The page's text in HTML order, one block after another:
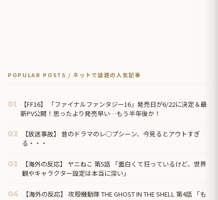
POPULAR POSTS / ネットで話題の人気記事
01
【FF16】 「ファイナルファンタジー16」発売日が6/22に決定＆最
新PV公開！思ったより発売早い…もう半年後か！
02
【放送事故】 昔のドラマのレ◯プシーン、今見るとアウトすぎ
る・・・
03
【海外の反応】 ヤニねこ 第5話 「面白くて狂っているけど、世界
観やキャラクター設定は本当に深い」
04
【海外の反応】 攻殻機動隊 THE GHOST IN THE SHELL 第4話 「も